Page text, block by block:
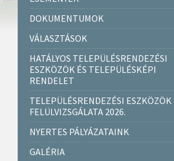
DOKUMENTUMOK
VÁLASZTÁSOK
HATÁLYOS TELEPÜLÉSRENDEZÉSI
ESZKÖZÖK ÉS TELEPÜLÉSKÉPI
RENDELET
TELEPÜLÉSRENDEZÉSI ESZKÖZÖK
FELÜLVIZSGÁLATA 2026.
NYERTES PÁLYÁZATAINK
GALÉRIA